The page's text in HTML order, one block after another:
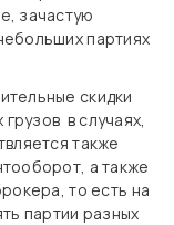
зачастую
партиях
скидки
в случаях,
также
а также
то есть на
партии разных